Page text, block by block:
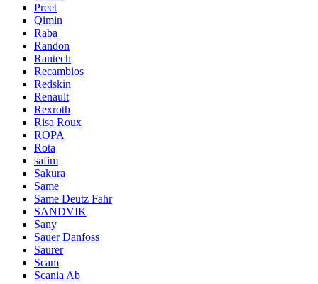
Preet
Qimin
Raba
Randon
Rantech
Recambios
Redskin
Renault
Rexroth
Risa Roux
ROPA
Rota
safim
Sakura
Same
Same Deutz Fahr
SANDVIK
Sany
Sauer Danfoss
Saurer
Scam
Scania Ab